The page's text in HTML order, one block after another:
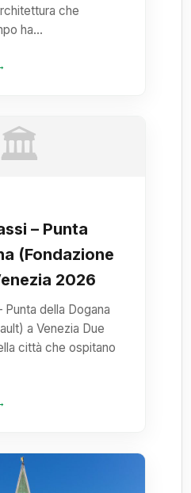
che
ha…
🏛️
– Punta
(Fondazione
2026
Punta della Dogana
a Venezia Due
città che ospitano